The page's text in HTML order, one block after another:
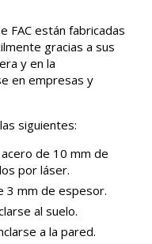
FAC están fabricadas
gracias a sus
y en la
en empresas y
siguientes:
de 10 mm de
por láser.
3 mm de espesor.
al suelo.
a la pared.